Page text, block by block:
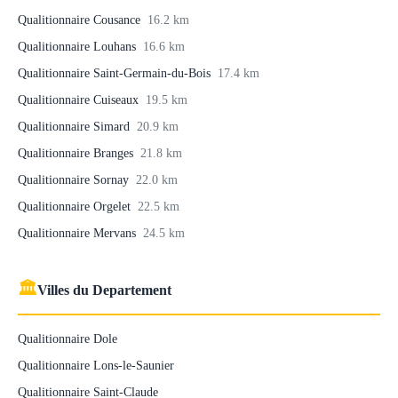
Qualitionnaire Cousance 16.2 km
Qualitionnaire Louhans 16.6 km
Qualitionnaire Saint-Germain-du-Bois 17.4 km
Qualitionnaire Cuiseaux 19.5 km
Qualitionnaire Simard 20.9 km
Qualitionnaire Branges 21.8 km
Qualitionnaire Sornay 22.0 km
Qualitionnaire Orgelet 22.5 km
Qualitionnaire Mervans 24.5 km
🏛Villes du Departement
Qualitionnaire Dole
Qualitionnaire Lons-le-Saunier
Qualitionnaire Saint-Claude